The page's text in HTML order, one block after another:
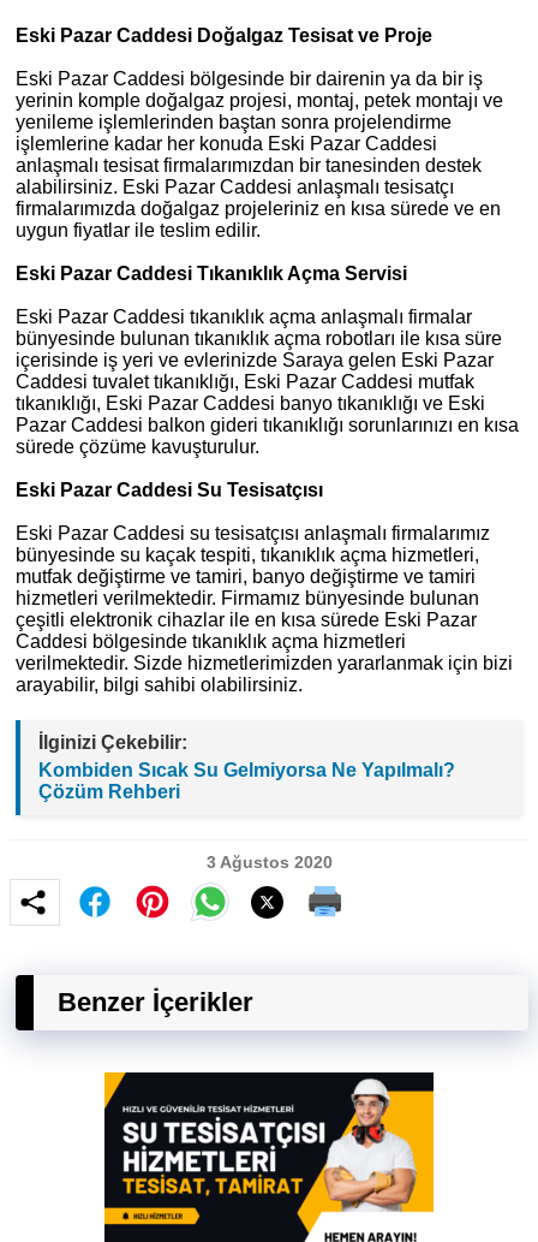
Eski Pazar Caddesi Doğalgaz Tesisat ve Proje
Eski Pazar Caddesi bölgesinde bir dairenin ya da bir iş
yerinin komple doğalgaz projesi, montaj, petek montajı ve
yenileme işlemlerinden baştan sonra projelendirme
işlemlerine kadar her konuda Eski Pazar Caddesi
anlaşmalı tesisat firmalarımızdan bir tanesinden destek
alabilirsiniz. Eski Pazar Caddesi anlaşmalı tesisatçı
firmalarımızda doğalgaz projeleriniz en kısa sürede ve en
uygun fiyatlar ile teslim edilir.
Eski Pazar Caddesi Tıkanıklık Açma Servisi
Eski Pazar Caddesi tıkanıklık açma anlaşmalı firmalar
bünyesinde bulunan tıkanıklık açma robotları ile kısa süre
içerisinde iş yeri ve evlerinizde Saraya gelen Eski Pazar
Caddesi tuvalet tıkanıklığı, Eski Pazar Caddesi mutfak
tıkanıklığı, Eski Pazar Caddesi banyo tıkanıklığı ve Eski
Pazar Caddesi balkon gideri tıkanıklığı sorunlarınızı en kısa
sürede çözüme kavuşturulur.
Eski Pazar Caddesi Su Tesisatçısı
Eski Pazar Caddesi su tesisatçısı anlaşmalı firmalarımız
bünyesinde su kaçak tespiti, tıkanıklık açma hizmetleri,
mutfak değiştirme ve tamiri, banyo değiştirme ve tamiri
hizmetleri verilmektedir. Firmamız bünyesinde bulunan
çeşitli elektronik cihazlar ile en kısa sürede Eski Pazar
Caddesi bölgesinde tıkanıklık açma hizmetleri
verilmektedir. Sizde hizmetlerimizden yararlanmak için bizi
arayabilir, bilgi sahibi olabilirsiniz.
İlginizi Çekebilir:
Kombiden Sıcak Su Gelmiyorsa Ne Yapılmalı?
Çözüm Rehberi
3 Ağustos 2020
Benzer İçerikler